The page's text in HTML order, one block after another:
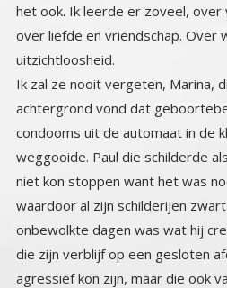
het ook. Ik leerde er zoveel,
over liefde en vriendschap. Over
uitzichtloosheid.
Ik zal ze nooit vergeten, Marina,
achtergrond vond dat
condooms uit de automaat in de
weggooide. Paul die schilderde
niet kon stoppen want het was
waardoor al zijn schilderijen
onbewolkte dagen was wat hij
die zijn verblijf op een gesloten
agressief kon zijn, maar die ook